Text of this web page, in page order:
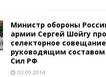
Министр обороны
армии Сергей Шойгу
селекторное
руководящим
Сил РФ
03.09.2014